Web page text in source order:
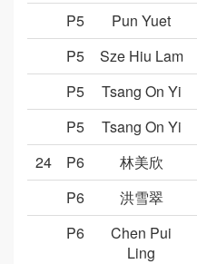
P5
Pun Yuet
P5
Sze Hiu Lam
P5
Tsang On Yi
P5
Tsang On Yi
24
P6 林美欣
P6
洪雪翠
P6
Chen Pui
Ling